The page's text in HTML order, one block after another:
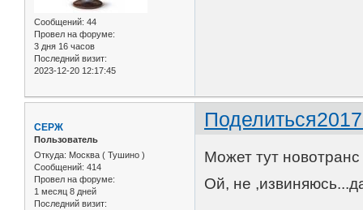
Сообщений: 44
Провел на форуме:
3 дня 16 часов
Последний визит:
2023-12-20 12:17:45
Поделиться
CЕРЖ
Пользователь
Откуда: Москва ( Тушино )
Сообщений: 414
Провел на форуме:
1 месяц 8 дней
Последний визит:
Может тут
Ой, не